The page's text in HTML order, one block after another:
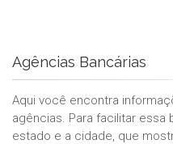
Agências Bancárias
Aqui você encontra
agências. Para facilitar
estado e a cidade, que